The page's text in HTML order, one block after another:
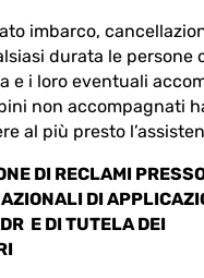
imbarco,
durata le persone
e i loro eventuali
non accompagnati
al più presto
DI RECLAMI
DI
E DI TUTELA DEI